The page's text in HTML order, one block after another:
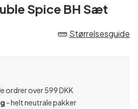
Spice BH Sæt
Størrelsesguide
ordrer over 599 DKK
- helt neutrale pakker